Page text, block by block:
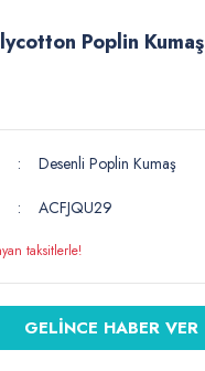
Poplin Kumaş
Desenli Poplin Kumaş
ACFJQU29
taksitlerle!
GELİNCE HABER VER